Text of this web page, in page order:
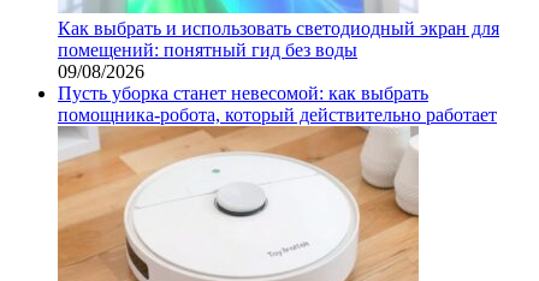
Как выбрать и использовать светодиодный экран для
помещений: понятный гид без воды
09/08/2026
Пусть уборка станет невесомой: как выбрать
помощника‑робота, который действительно работает